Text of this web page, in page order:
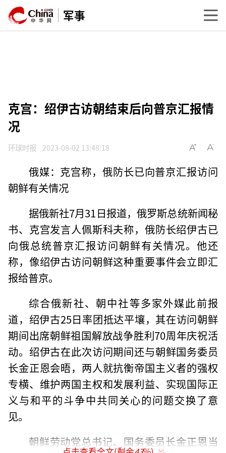
军事
克宫：绍伊古访朝结束后向普京汇报情
况
环球时报 2023-08-02 13:48:18
俄媒：克宫称，俄防长已向普京汇报访问
朝鲜有关情况
据俄新社7月31日报道，俄罗斯总统新闻秘
书、克宫发言人佩斯科夫称，俄防长绍伊古已
向俄总统普京汇报访问朝鲜有关情况。他还
称，像绍伊古访问朝鲜这种重要事件会立即汇
报给普京。
综合俄新社、朝中社等多家外媒此前报
道，绍伊古25日率团抵达平壤，其在访问朝鲜
期间出席朝鲜祖国解放战争胜利70周年庆祝活
动。绍伊古在此次访问期间还与朝鲜国务委员
长金正恩会晤，两人就抗衡帝国主义者的强权
专横、维护两国主权和发展利益、实现国际正
义与和平的斗争中共同关心的问题交换了意
见。
朝鲜劳动党总书记、国务委员长金正恩当